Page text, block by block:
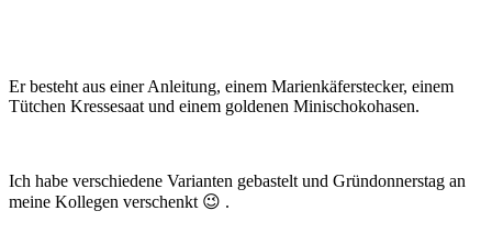
Er besteht aus einer Anleitung, einem Marienkäferstecker, einem
Tütchen Kressesaat und einem goldenen Minischokohasen.
Ich habe verschiedene Varianten gebastelt und Gründonnerstag an
meine Kollegen verschenkt 😉 .